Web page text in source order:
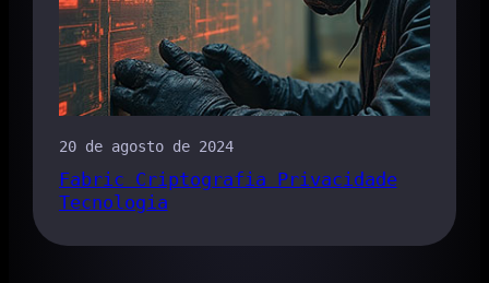
20 de agosto de 2024
Fabric Criptografia Privacidade
Tecnologia